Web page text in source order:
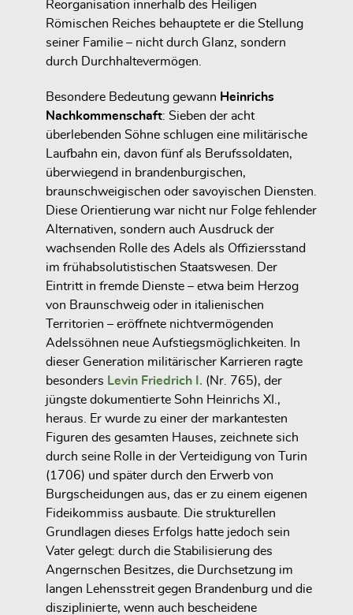
Reorganisation innerhalb des Heiligen
Römischen Reiches behauptete er die Stellung
seiner Familie – nicht durch Glanz, sondern
durch Durchhaltevermögen.
Besondere Bedeutung gewann Heinrichs
Nachkommenschaft: Sieben der acht
überlebenden Söhne schlugen eine militärische
Laufbahn ein, davon fünf als Berufssoldaten,
überwiegend in brandenburgischen,
braunschweigischen oder savoyischen Diensten.
Diese Orientierung war nicht nur Folge fehlender
Alternativen, sondern auch Ausdruck der
wachsenden Rolle des Adels als Offiziersstand
im frühabsolutistischen Staatswesen. Der
Eintritt in fremde Dienste – etwa beim Herzog
von Braunschweig oder in italienischen
Territorien – eröffnete nichtvermögenden
Adelssöhnen neue Aufstiegsmöglichkeiten. In
dieser Generation militärischer Karrieren ragte
besonders Levin Friedrich I. (Nr. 765), der
jüngste dokumentierte Sohn Heinrichs XI.,
heraus. Er wurde zu einer der markantesten
Figuren des gesamten Hauses, zeichnete sich
durch seine Rolle in der Verteidigung von Turin
(1706) und später durch den Erwerb von
Burgscheidungen aus, das er zu einem eigenen
Fideikommiss ausbaute. Die strukturellen
Grundlagen dieses Erfolgs hatte jedoch sein
Vater gelegt: durch die Stabilisierung des
Angernschen Besitzes, die Durchsetzung im
langen Lehensstreit gegen Brandenburg und die
disziplinierte, wenn auch bescheidene